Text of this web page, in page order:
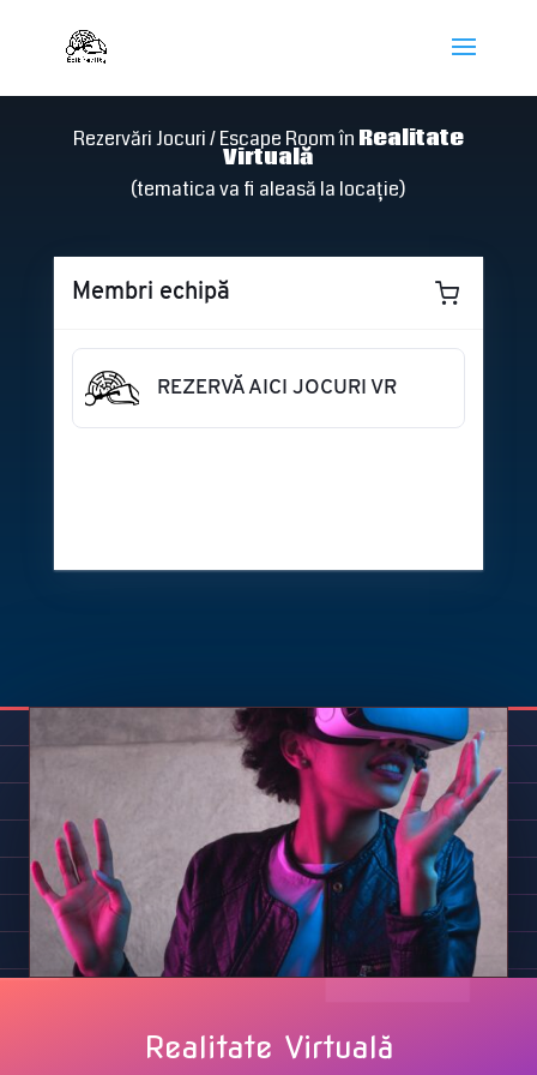
Rezervări Jocuri / Escape Room în Realitate
Virtuală
(tematica va fi aleasă la locație)
Membri echipă
REZERVĂ AICI JOCURI VR
Realitate Virtuală